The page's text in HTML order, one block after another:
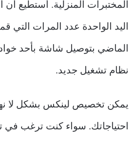
المختبرات المنزلية. أستطيع
اليد الواحدة عدد المرات التي
الماضي بتوصيل شاشة بأحد
نظام تشغيل جديد.
يمكن تخصيص لينكس بشكل لا
احتياجاتك. سواء كنت ترغب في